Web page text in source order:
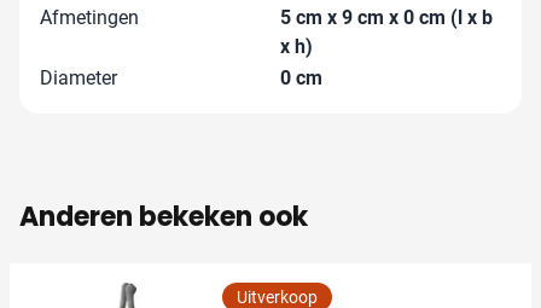
Afmetingen
5 cm x 9 cm x 0 cm (l x b
x h)
Diameter
0 cm
Anderen bekeken ook
Uitverkoop